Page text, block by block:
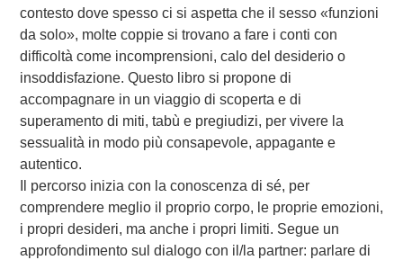
contesto dove spesso ci si aspetta che il sesso «funzioni
da solo», molte coppie si trovano a fare i conti con
difficoltà come incomprensioni, calo del desiderio o
insoddisfazione. Questo libro si propone di
accompagnare in un viaggio di scoperta e di
superamento di miti, tabù e pregiudizi, per vivere la
sessualità in modo più consapevole, appagante e
autentico.
Il percorso inizia con la conoscenza di sé, per
comprendere meglio il proprio corpo, le proprie emozioni,
i propri desideri, ma anche i propri limiti. Segue un
approfondimento sul dialogo con il/la partner: parlare di